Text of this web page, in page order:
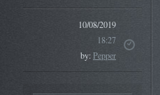
10/08/2019
18:27
by:Pepper